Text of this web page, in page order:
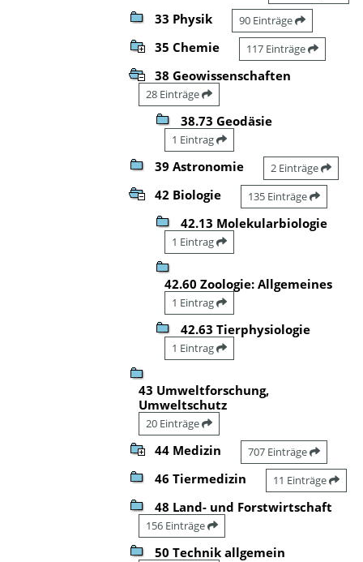
33 Physik 90 Einträge
35 Chemie 117 Einträge
38 Geowissenschaften
28 Einträge
38.73 Geodäsie
1 Eintrag
39 Astronomie 2 Einträge
42 Biologie 135 Einträge
42.13 Molekularbiologie
1 Eintrag
42.60 Zoologie: Allgemeines
1 Eintrag
42.63 Tierphysiologie
1 Eintrag
43 Umweltforschung,
Umweltschutz
20 Einträge
44 Medizin 707 Einträge
46 Tiermedizin 11 Einträge
48 Land- und Forstwirtschaft
156 Einträge
50 Technik allgemein